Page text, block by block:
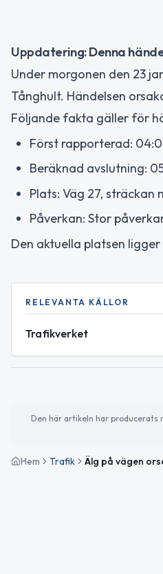
Uppdatering: Denna
Under morgonen den 23
Tånghult. Händelsen
Följande fakta gäller för
Först rapporterad:
Beräknad avslutning:
Plats: Väg 27,
Påverkan: Stor
Den aktuella platsen
RELEVANTA KÄLLOR
Trafikverket
Den här artikeln har producerats
Hem Trafik